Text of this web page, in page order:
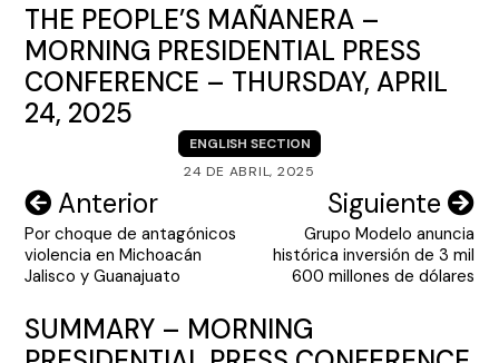
THE PEOPLE’S MAÑANERA –
MORNING PRESIDENTIAL PRESS
CONFERENCE – THURSDAY, APRIL
24, 2025
ENGLISH SECTION
24 DE ABRIL, 2025
Navegación
de
entradas
Anterior
Por choque de antagónicos
violencia en Michoacán
Jalisco y Guanajuato
Siguiente
Grupo Modelo anuncia
histórica inversión de 3 mil
600 millones de dólares
SUMMARY – MORNING